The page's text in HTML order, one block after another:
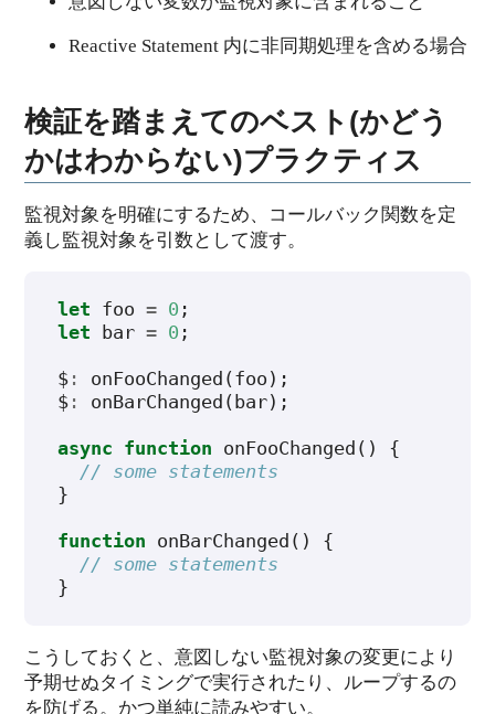
Reactive Statement 内に非同期処理を含める場合
検証を踏まえてのベスト(かどう
かはわからない)プラクティス
監視対象を明確にするため、コールバック関数を定
義し監視対象を引数として渡す。
let foo = 0 ;
let
bar = 0 ;
$ : onFooChanged (foo );
$ : onBarChanged ( bar);
async function onFooChanged ()
{
// some statements
}
function onBarChanged ()
{
// some statements
}
こうしておくと、意図しない監視対象の変更により
予期せぬタイミングで実行されたり、ループするの
を防げる。かつ単純に読みやすい。